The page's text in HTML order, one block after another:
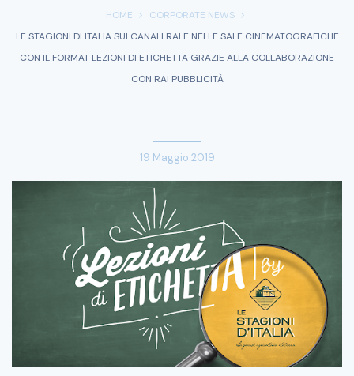
HOME
CORPORATE NEWS
LE STAGIONI DI ITALIA SUI CANALI RAI E NELLE SALE CINEMATOGRAFICHE
CON IL FORMAT LEZIONI DI ETICHETTA GRAZIE ALLA COLLABORAZIONE
CON RAI PUBBLICITÀ
19 Maggio 2019